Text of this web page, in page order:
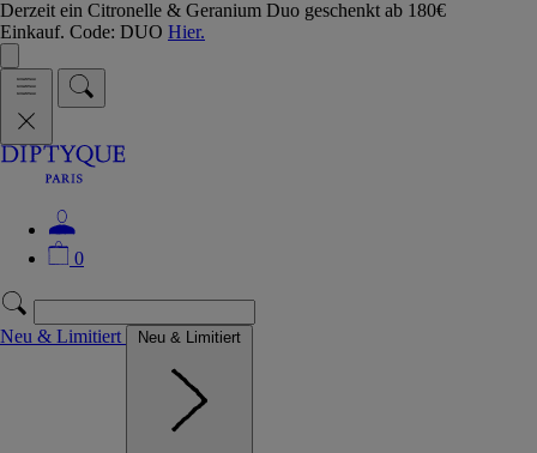
Derzeit ein Citronelle & Geranium Duo geschenkt ab 180€
Einkauf. Code: DUO Hier.
0
Neu & Limitiert Neu & Limitiert